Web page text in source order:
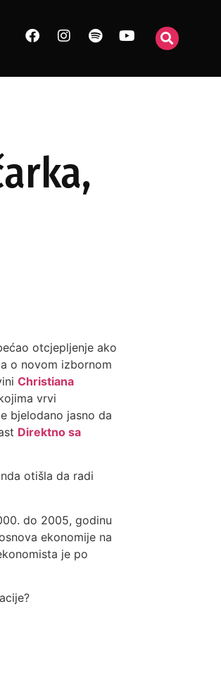
otcjepljenje ako
o novom izbornom
Christiana
vrvi
bjelodano jasno da
Direktno sa
otišla da radi
do 2005, godinu
ekonomije na
je po